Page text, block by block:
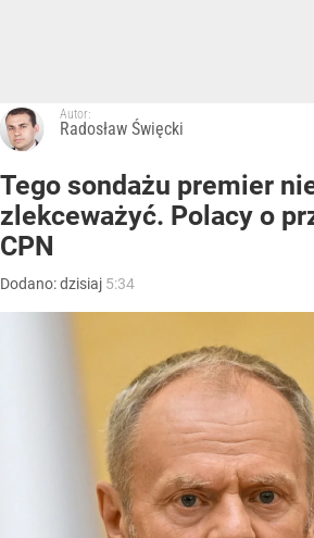
Autor:
Radosław Święcki
Tego sondażu premier
zlekceważyć. Polacy o
CPN
Dodano:dzisiaj 5:34